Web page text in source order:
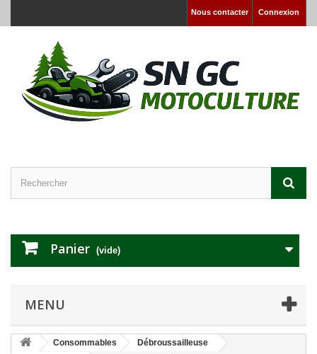
Connexion
Nous contacter
Panier (vide)
MENU
Consommables
Débroussailleuse